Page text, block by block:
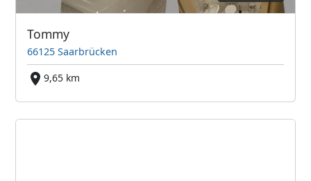
Tommy
66125 Saarbrücken
9,65 km